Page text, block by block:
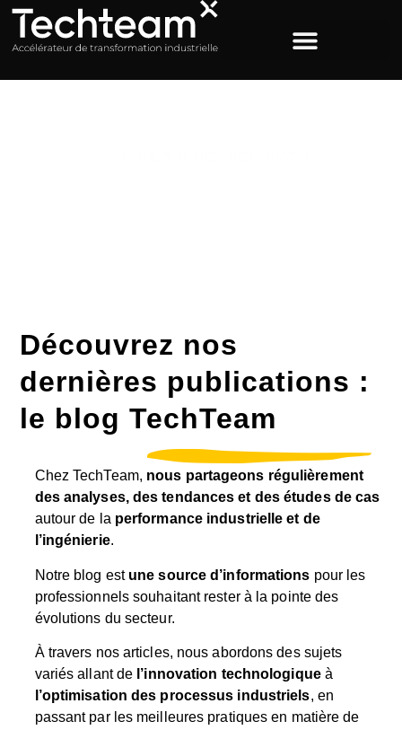
Découvrez nos
dernières publications :
le blog TechTeam
Chez TechTeam, nous partageons régulièrement
des analyses, des tendances et des études de cas
autour de la performance industrielle et de
l’ingénierie.
Notre blog est une source d’informations pour les
professionnels souhaitant rester à la pointe des
évolutions du secteur.
À travers nos articles, nous abordons des sujets
variés allant de l’innovation technologiqueà
l’optimisation des processus industriels, en
passant par les meilleures pratiques en matière de